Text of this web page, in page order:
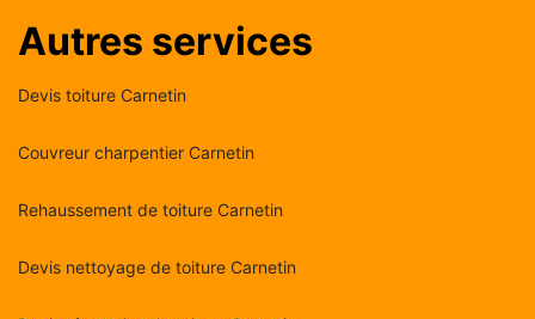
Autres services
Devis toiture Carnetin
Couvreur charpentier Carnetin
Rehaussement de toiture Carnetin
Devis nettoyage de toiture Carnetin